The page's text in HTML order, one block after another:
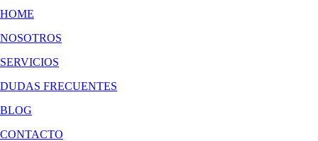
HOME
NOSOTROS
SERVICIOS
DUDAS FRECUENTES
BLOG
CONTACTO